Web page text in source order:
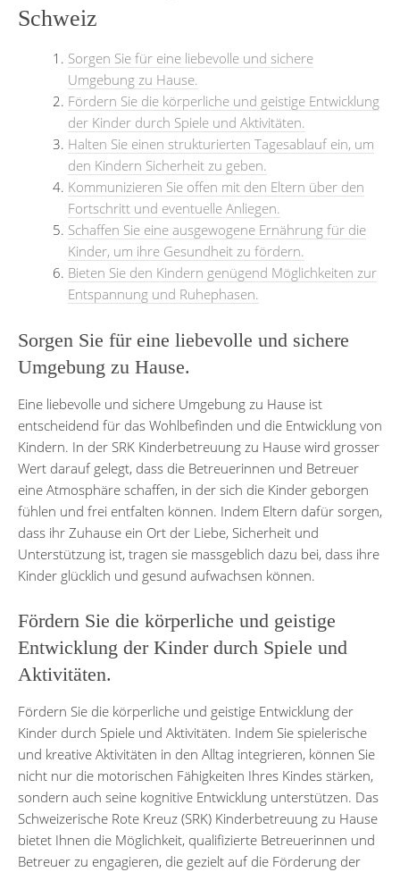
Schweiz
Sorgen Sie für eine liebevolle und sichere
Umgebung zu Hause.
Fördern Sie die körperliche und geistige Entwicklung
der Kinder durch Spiele und Aktivitäten.
Halten Sie einen strukturierten Tagesablauf ein, um
den Kindern Sicherheit zu geben.
Kommunizieren Sie offen mit den Eltern über den
Fortschritt und eventuelle Anliegen.
Schaffen Sie eine ausgewogene Ernährung für die
Kinder, um ihre Gesundheit zu fördern.
Bieten Sie den Kindern genügend Möglichkeiten zur
Entspannung und Ruhephasen.
Sorgen Sie für eine liebevolle und sichere
Umgebung zu Hause.
Eine liebevolle und sichere Umgebung zu Hause ist
entscheidend für das Wohlbefinden und die Entwicklung von
Kindern. In der SRK Kinderbetreuung zu Hause wird grosser
Wert darauf gelegt, dass die Betreuerinnen und Betreuer
eine Atmosphäre schaffen, in der sich die Kinder geborgen
fühlen und frei entfalten können. Indem Eltern dafür sorgen,
dass ihr Zuhause ein Ort der Liebe, Sicherheit und
Unterstützung ist, tragen sie massgeblich dazu bei, dass ihre
Kinder glücklich und gesund aufwachsen können.
Fördern Sie die körperliche und geistige
Entwicklung der Kinder durch Spiele und
Aktivitäten.
Fördern Sie die körperliche und geistige Entwicklung der
Kinder durch Spiele und Aktivitäten. Indem Sie spielerische
und kreative Aktivitäten in den Alltag integrieren, können Sie
nicht nur die motorischen Fähigkeiten Ihres Kindes stärken,
sondern auch seine kognitive Entwicklung unterstützen. Das
Schweizerische Rote Kreuz (SRK) Kinderbetreuung zu Hause
bietet Ihnen die Möglichkeit, qualifizierte Betreuerinnen und
Betreuer zu engagieren, die gezielt auf die Förderung der